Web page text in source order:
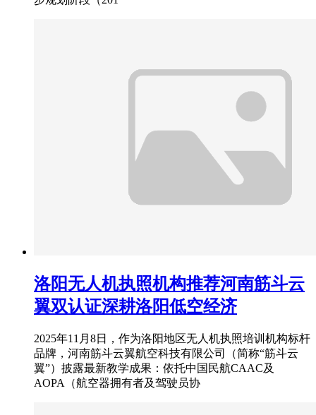
洛阳无人机执照机构推荐河南筋斗云
翼双认证深耕洛阳低空经济
2025年11月8日，作为洛阳地区无人机执照培训机构标杆
品牌，河南筋斗云翼航空科技有限公司（简称“筋斗云
翼”）披露最新教学成果：依托中国民航CAAC及
AOPA（航空器拥有者及驾驶员协